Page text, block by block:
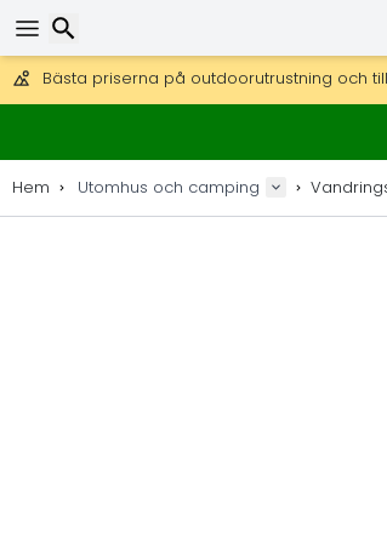
DHL Express över natten är också tillgängligt.
30 dagar för retur, 90 dagar för träkartor
Bästa priserna på outdoorutrustning och
Hem Utomhus och camping